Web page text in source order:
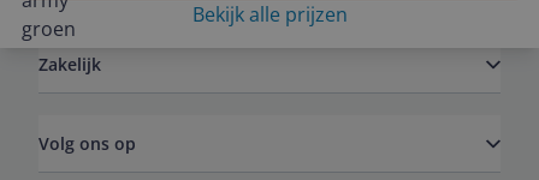
Bekijk alle prijzen
Zakelijk
Volg ons op